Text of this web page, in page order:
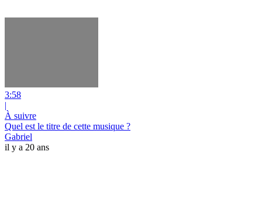
3:58
|
À suivre
Quel est le titre de cette musique ?
Gabriel
il y a 20 ans